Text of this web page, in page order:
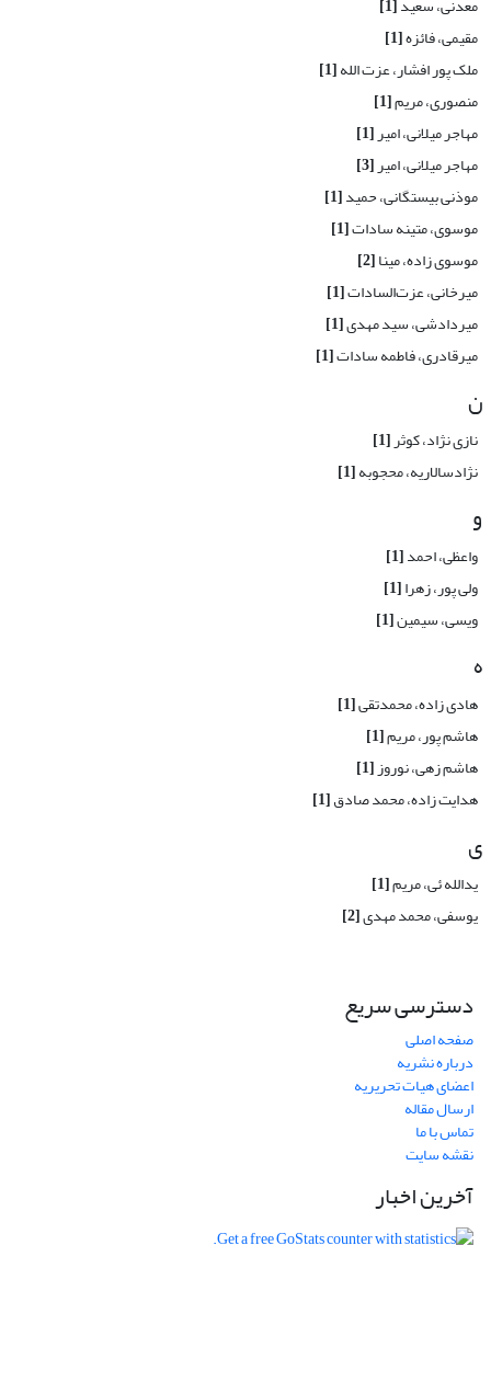
معدنی، سعید[1]
مقیمی، فائزه[1]
ملک پور افشار، عزت الله[1]
منصوری، مریم[1]
مهاجر میلانی، امیر[1]
مهاجر میلانی، امیر[3]
موذنی بیستگانی، حمید[1]
موسوی، متینه سادات[1]
موسوی زاده، مینا[2]
میرخانی، عزت‌السادات[1]
میردادشی، سید مهدی[1]
میرقادری، فاطمه سادات[1]
ن
نازی نژاد، کوثر[1]
نژادسالاریه، محجوبه[1]
و
واعظی، احمد[1]
ولی پور، زهرا[1]
ویسی، سیمین[1]
ه
هادی زاده، محمدتقی[1]
هاشم پور، مریم[1]
هاشم زهی، نوروز[1]
هدایت زاده، محمد صادق[1]
ی
یدالله ئی، مریم[1]
یوسفی، محمد مهدی[2]
دسترسی سریع
صفحه اصلی
درباره نشریه
اعضای هیات تحریریه
ارسال مقاله
تماس با ما
نقشه سایت
آخرین اخبار